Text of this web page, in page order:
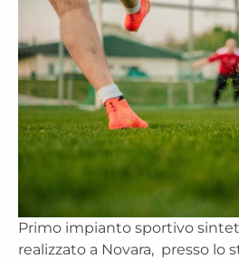
Primo impianto sportivo
realizzato a Novara, presso lo